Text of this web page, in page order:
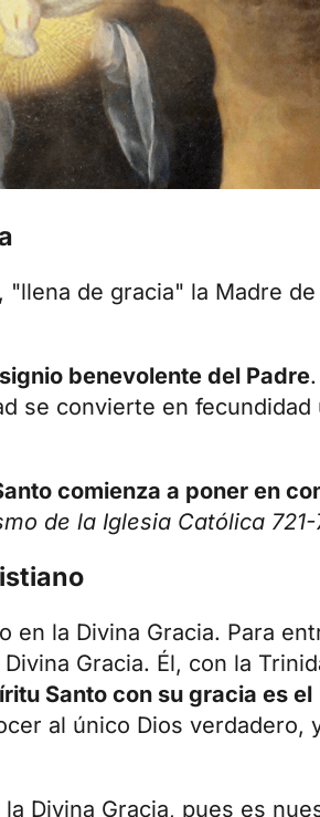
"llena de gracia" la Madre
benevolente del Padre.
se convierte en
comienza a poner en
de la Iglesia Católica 721-
en la Divina Gracia. Para
Gracia. Él, con la
Santo con su gracia es
al único Dios
Divina Gracia, pues es